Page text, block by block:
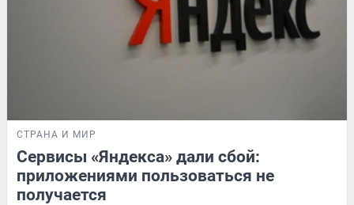
СТРАНА И МИР
Сервисы «Яндекса» дали сбой:
приложениями пользоваться не
получается